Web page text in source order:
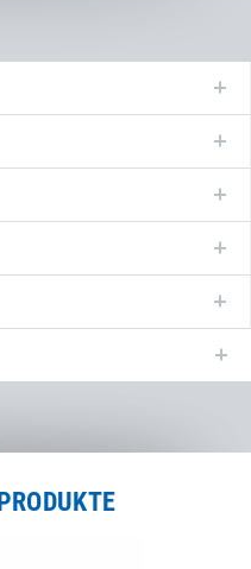
verschiedenem Zubehör!